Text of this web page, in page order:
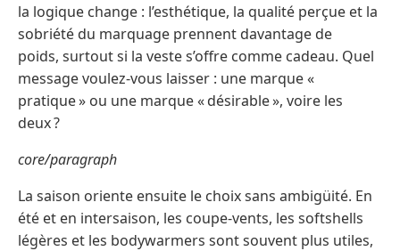
la logique change : l’esthétique, la qualité perçue et la
sobriété du marquage prennent davantage de
poids, surtout si la veste s’offre comme cadeau. Quel
message voulez-vous laisser : une marque «
pratique » ou une marque « désirable », voire les
deux ?
core/paragraph
La saison oriente ensuite le choix sans ambigüité. En
été et en intersaison, les coupe-vents, les softshells
légères et les bodywarmers sont souvent plus utiles,